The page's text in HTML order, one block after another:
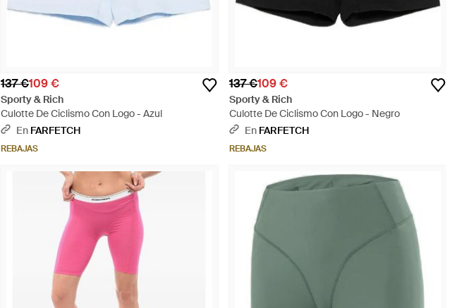
137 €109 €
Sporty & Rich
Culotte De Ciclismo Con Logo - Azul
En FARFETCH
REBAJAS
137 €109 €
Sporty & Rich
Culotte De Ciclismo Con Logo - Negro
En FARFETCH
REBAJAS